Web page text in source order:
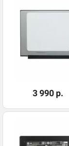
3 990 р.